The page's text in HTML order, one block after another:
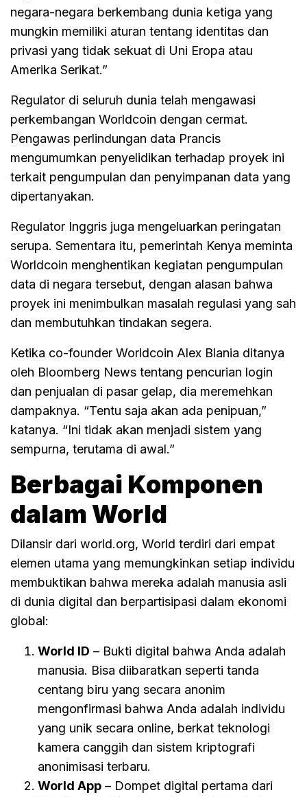
negara-negara berkembang dunia ketiga yang
mungkin memiliki aturan tentang identitas dan
privasi yang tidak sekuat di Uni Eropa atau
Amerika Serikat.”
Regulator di seluruh dunia telah mengawasi
perkembangan Worldcoin dengan cermat.
Pengawas perlindungan data Prancis
mengumumkan penyelidikan terhadap proyek ini
terkait pengumpulan dan penyimpanan data yang
dipertanyakan.
Regulator Inggris juga mengeluarkan peringatan
serupa. Sementara itu, pemerintah Kenya meminta
Worldcoin menghentikan kegiatan pengumpulan
data di negara tersebut, dengan alasan bahwa
proyek ini menimbulkan masalah regulasi yang sah
dan membutuhkan tindakan segera.
Ketika co-founder Worldcoin Alex Blania ditanya
oleh Bloomberg News tentang pencurian login
dan penjualan di pasar gelap, dia meremehkan
dampaknya. “Tentu saja akan ada penipuan,”
katanya. “Ini tidak akan menjadi sistem yang
sempurna, terutama di awal.”
Berbagai Komponen
dalam World
Dilansir dari world.org, World terdiri dari empat
elemen utama yang memungkinkan setiap individu
membuktikan bahwa mereka adalah manusia asli
di dunia digital dan berpartisipasi dalam ekonomi
global:
World ID – Bukti digital bahwa Anda adalah
manusia. Bisa diibaratkan seperti tanda
centang biru yang secara anonim
mengonfirmasi bahwa Anda adalah individu
yang unik secara online, berkat teknologi
kamera canggih dan sistem kriptografi
anonimisasi terbaru.
World App – Dompet digital pertama dari